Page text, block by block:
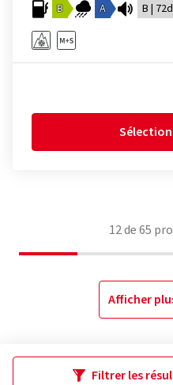
B A B |
12de65
Afficher
Filtrer les